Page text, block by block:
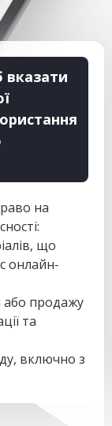
вказати
на
що
онлайн-
продажу
та
включно з